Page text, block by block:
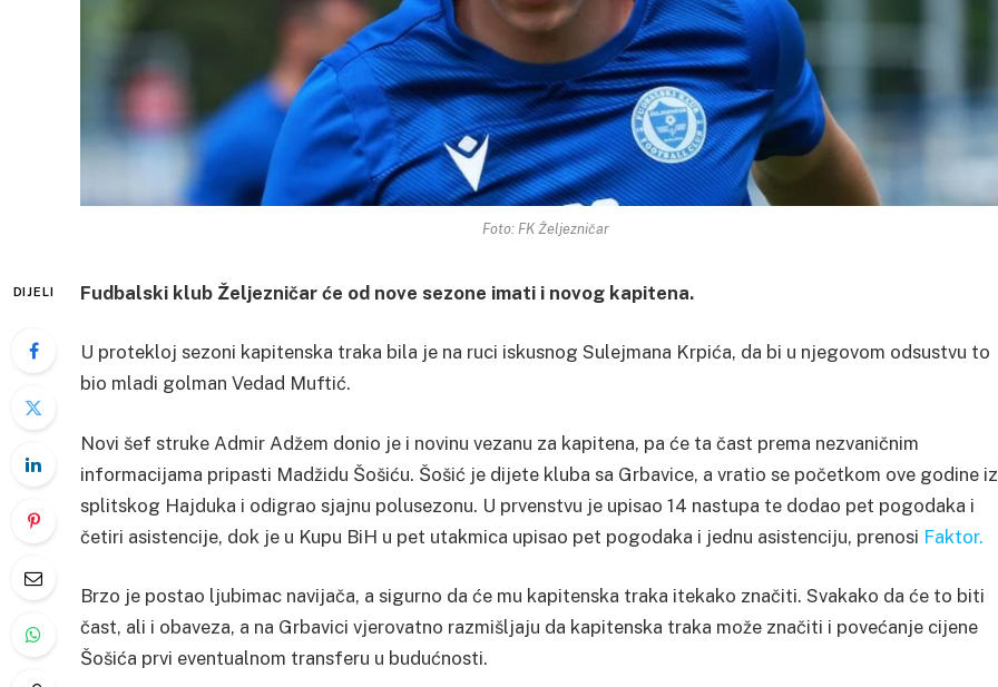
Foto: FK Željezničar
DIJELI Fudbalski klub Željezničar će od nove sezone imati i novog kapitena.
U protekloj sezoni kapitenska traka bila je na ruci iskusnog Sulejmana Krpića, da bi u njegovom odsustvu to
bio mladi golman Vedad Muftić.
Novi šef struke Admir Adžem donio je i novinu vezanu za kapitena, pa će ta čast prema nezvaničnim
informacijama pripasti Madžidu Šošiću. Šošić je dijete kluba sa Grbavice, a vratio se početkom ove godine iz
splitskog Hajduka i odigrao sjajnu polusezonu. U prvenstvu je upisao 14 nastupa te dodao pet pogodaka i
četiri asistencije, dok je u Kupu BiH u pet utakmica upisao pet pogodaka i jednu asistenciju, prenosi Faktor.
Brzo je postao ljubimac navijača, a sigurno da će mu kapitenska traka itekako značiti. Svakako da će to biti
čast, ali i obaveza, a na Grbavici vjerovatno razmišljaju da kapitenska traka može značiti i povećanje cijene
Šošića prvi eventualnom transferu u budućnosti.